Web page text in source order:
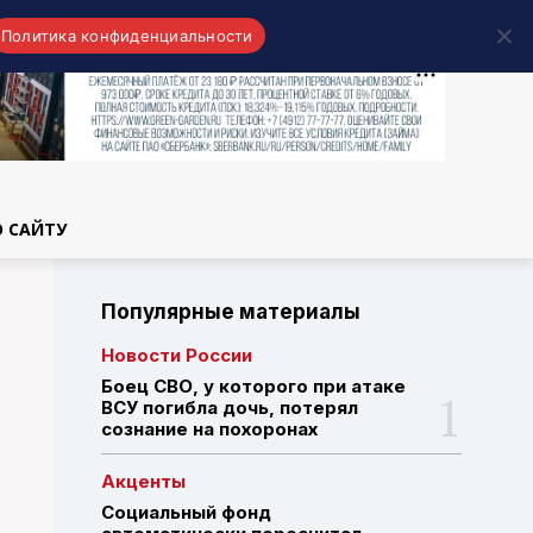
САЙТУ
Популярные материалы
Новости России
Боец СВО, у которого при атаке
ВСУ погибла дочь, потерял
сознание на похоронах
Акценты
Социальный фонд
Политика конфиденциальности